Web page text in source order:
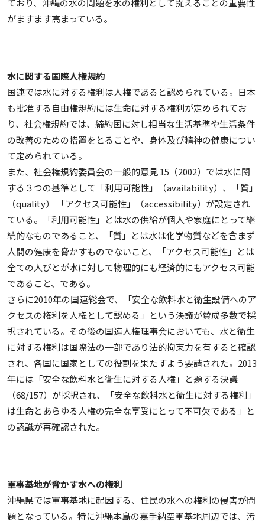
ており、沖縄の水の問題を水の権利として捉えることの重要性
がますます高まっている。
水に関する国際人権規約
国連では水に対する権利は人権であると認められている。日本
も批准する自由権規約には生命に対する権利が定められてお
り、社会権規約では、締約国に対し相当な生活基準や生活条件
の改善のための措置をとることや、身体及び精神の健康につい
て定められている。
また、社会権規約委員会の一般的意見 15（2002）では水に関
する３つの基準として「利用可能性」（availability）、「質」
（quality） 「アクセス可能性」（accessibility）が設定され
ている。「利用可能性」とは水の供給が個人や家庭にとって継
続的なものであること、「質」とは水は化学物質などを含まず
人間の健康を脅かすものでないこと、「アクセス可能性」とは
全ての人びとが水に対して物理的にも経済的にもアクセス可能
であること、である。
さらに2010年の国連総会で、「安全な飲料水と衛生設備へのア
クセスの権利を人権として認める」という決議が賛成多数で採
択されている。その後の国連人権理事会においても、水と衛生
に対する権利は国際法の一部であり法的拘束力を有すると確認
され、各国に国家としての役割を果たすよう要請された。2013
年には「安全な飲料水と衛生に対する人権」と題する決議
（68/157）が採択され、「安全な飲料水と衛生に対する権利」
は生命とあらゆる人権の完全な享受にとって不可欠である」と
の認識が再確認された。
軍事基地が脅かす水への権利
沖縄県では軍事基地に起因する、住民の水への権利の侵害が問
題となっている。特に沖縄本島の嘉手納空軍基地周辺では、汚